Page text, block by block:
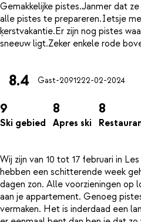
Gemakkelijke pistes.Janmer dat
alle pistes te prepareren.Ietsje
ķerstvakantie.Er zijn nog pistes
8.4 Gast-2091222-02-2024
9
Ski gebied
8
Apres ski
8
Wij zijn van 10 tot 17 februari in
hebben een schitterende week
dagen zon. Alle voorzieningen op
aan je appartement. Genoeg
vermaken. Het is inderdaad een